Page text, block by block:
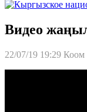
Видео
22/07/19 19:29 Коом